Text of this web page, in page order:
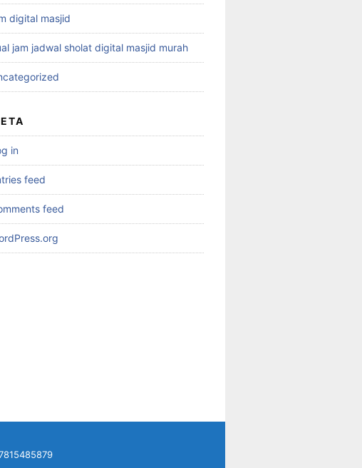
digital masjid
jam jadwal sholat digital masjid murah
in
feed
feed